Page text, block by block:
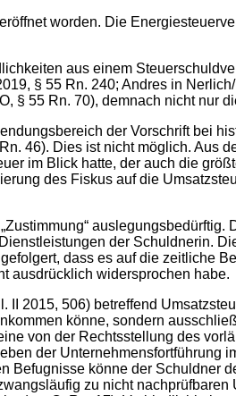
worden. Die
aus einem
§ 55 Rn. 240; Andres in
§ 55 Rn. 70), demnach nicht nur
der Vorschrift bei
46). Dies ist nicht möglich. Aus
im Blick hatte, der auch die
des Fiskus auf die
der Schuldnerin.
dass es auf die zeitliche
ausdrücklich widersprochen habe.
2015, 506) betreffend
könne, sondern
von der Rechtsstellung des
der Unternehmensfortführung
könne der Schuldner
zu nicht